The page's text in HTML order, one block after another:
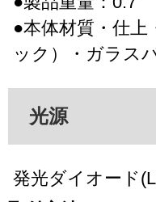
●本体材質・仕
ック）・ガラス
光源
発光ダイオード